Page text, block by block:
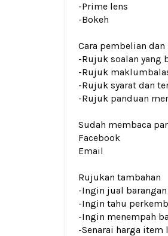
-Prime lens
-Bokeh
Cara pembelian dan
-Rujuk soalan yang
-Rujuk
-Rujuk syarat dan
-Rujuk panduan
Sudah membaca
Facebook
Email
Rujukan tambahan
-Ingin jual
-Ingin tahu
-Ingin menempah
-Senarai harga item